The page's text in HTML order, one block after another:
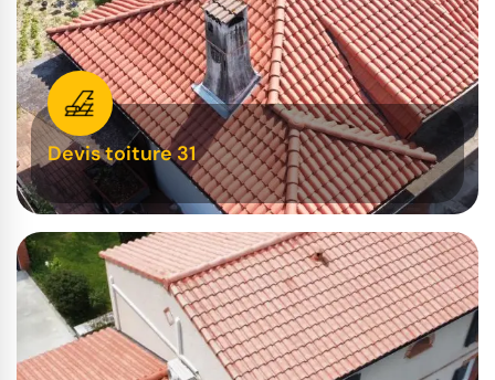
Devis toiture 31